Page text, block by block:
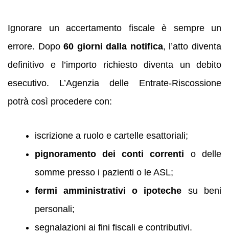
Ignorare un accertamento fiscale è sempre un
errore. Dopo60 giorni dalla notifica, l’atto diventa
definitivo e l’importo richiesto diventa un debito
esecutivo. L’Agenzia delle Entrate-Riscossione
potrà così procedere con:
iscrizione a ruolo e cartelle esattoriali;
pignoramento dei conti correnti o delle
somme presso i pazienti o le ASL;
fermi amministrativi o ipoteche su beni
personali;
segnalazioni ai fini fiscali e contributivi.